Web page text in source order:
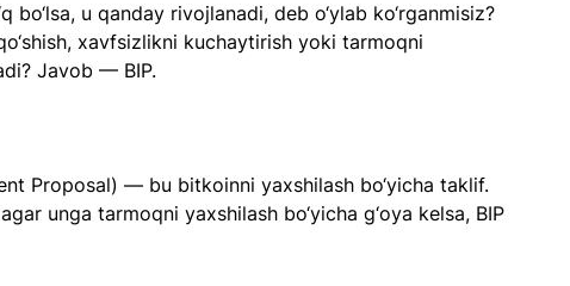
bo‘lsa, u qanday rivojlanadi, deb o‘ylab ko‘rganmisiz?
xavfsizlikni kuchaytirish yoki tarmoqni
Javob — BIP.
Proposal) — bu bitkoinni yaxshilash bo‘yicha taklif.
unga tarmoqni yaxshilash bo‘yicha g‘oya kelsa, BIP